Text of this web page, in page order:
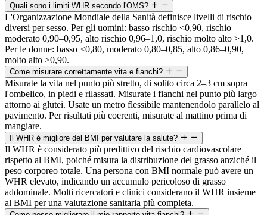
Quali sono i limiti WHR secondo l'OMS?
L'Organizzazione Mondiale della Sanità definisce livelli di rischio
diversi per sesso. Per gli uomini: basso rischio <0,90, rischio
moderato 0,90–0,95, alto rischio 0,96–1,0, rischio molto alto >1,0.
Per le donne: basso <0,80, moderato 0,80–0,85, alto 0,86–0,90,
molto alto >0,90.
Come misurare correttamente vita e fianchi?
Misurate la vita nel punto più stretto, di solito circa 2–3 cm sopra
l'ombelico, in piedi e rilassati. Misurate i fianchi nel punto più largo
attorno ai glutei. Usate un metro flessibile mantenendolo parallelo al
pavimento. Per risultati più coerenti, misurate al mattino prima di
mangiare.
Il WHR è migliore del BMI per valutare la salute?
Il WHR è considerato più predittivo del rischio cardiovascolare
rispetto al BMI, poiché misura la distribuzione del grasso anziché il
peso corporeo totale. Una persona con BMI normale può avere un
WHR elevato, indicando un accumulo pericoloso di grasso
addominale. Molti ricercatori e clinici considerano il WHR insieme
al BMI per una valutazione sanitaria più completa.